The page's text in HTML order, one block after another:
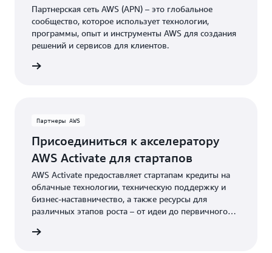
Партнерская сеть AWS (APN) – это глобальное
сообщество, которое использует технологии,
программы, опыт и инструменты AWS для создания
решений и сервисов для клиентов.
Партнеры AWS
Присоединиться к акселератору
AWS Activate для стартапов
AWS Activate предоставляет стартапам кредиты на
облачные технологии, техническую поддержку и
бизнес-наставничество, а также ресурсы для
различных этапов роста – от идеи до первичного